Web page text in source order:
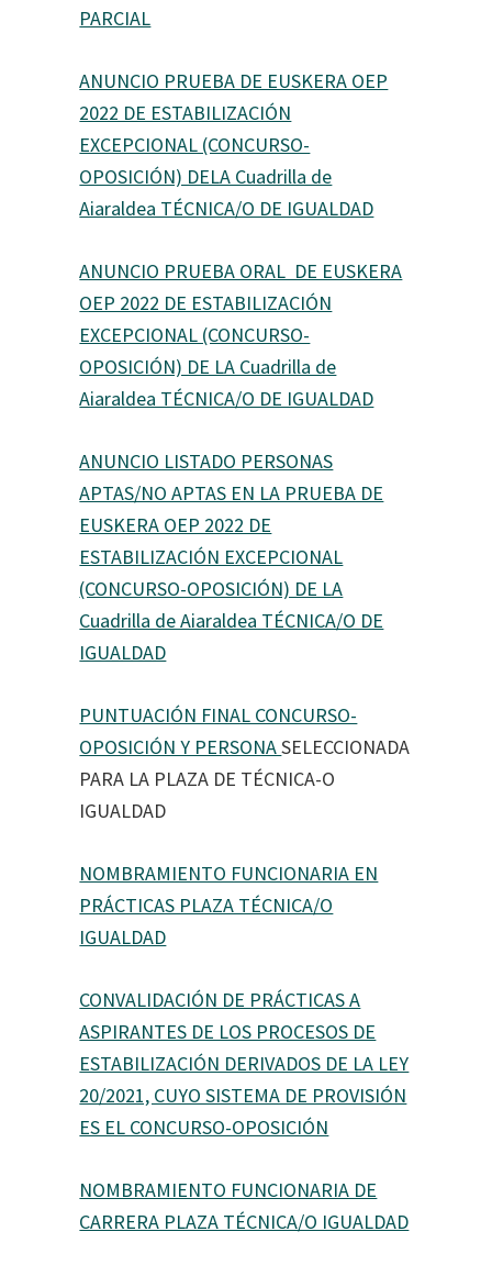
PARCIAL
ANUNCIO PRUEBA DE EUSKERA OEP
2022 DE ESTABILIZACIÓN
EXCEPCIONAL (CONCURSO-
OPOSICIÓN) DELA Cuadrilla de
Aiaraldea TÉCNICA/O DE IGUALDAD
ANUNCIO PRUEBA ORAL DE EUSKERA
OEP 2022 DE ESTABILIZACIÓN
EXCEPCIONAL (CONCURSO-
OPOSICIÓN) DE LA Cuadrilla de
Aiaraldea TÉCNICA/O DE IGUALDAD
ANUNCIO LISTADO PERSONAS
APTAS/NO APTAS EN LA PRUEBA DE
EUSKERA OEP 2022 DE
ESTABILIZACIÓN EXCEPCIONAL
(CONCURSO-OPOSICIÓN) DE LA
Cuadrilla de Aiaraldea TÉCNICA/O DE
IGUALDAD
PUNTUACIÓN FINAL CONCURSO-
OPOSICIÓN Y PERSONASELECCIONADA
PARA LA PLAZA DE TÉCNICA-O
IGUALDAD
NOMBRAMIENTO FUNCIONARIA EN
PRÁCTICAS PLAZA TÉCNICA/O
IGUALDAD
CONVALIDACIÓN DE PRÁCTICAS A
ASPIRANTES DE LOS PROCESOS DE
ESTABILIZACIÓN DERIVADOS DE LA LEY
20/2021, CUYO SISTEMA DE PROVISIÓN
ES EL CONCURSO-OPOSICIÓN
NOMBRAMIENTO FUNCIONARIA DE
CARRERA PLAZA TÉCNICA/O IGUALDAD